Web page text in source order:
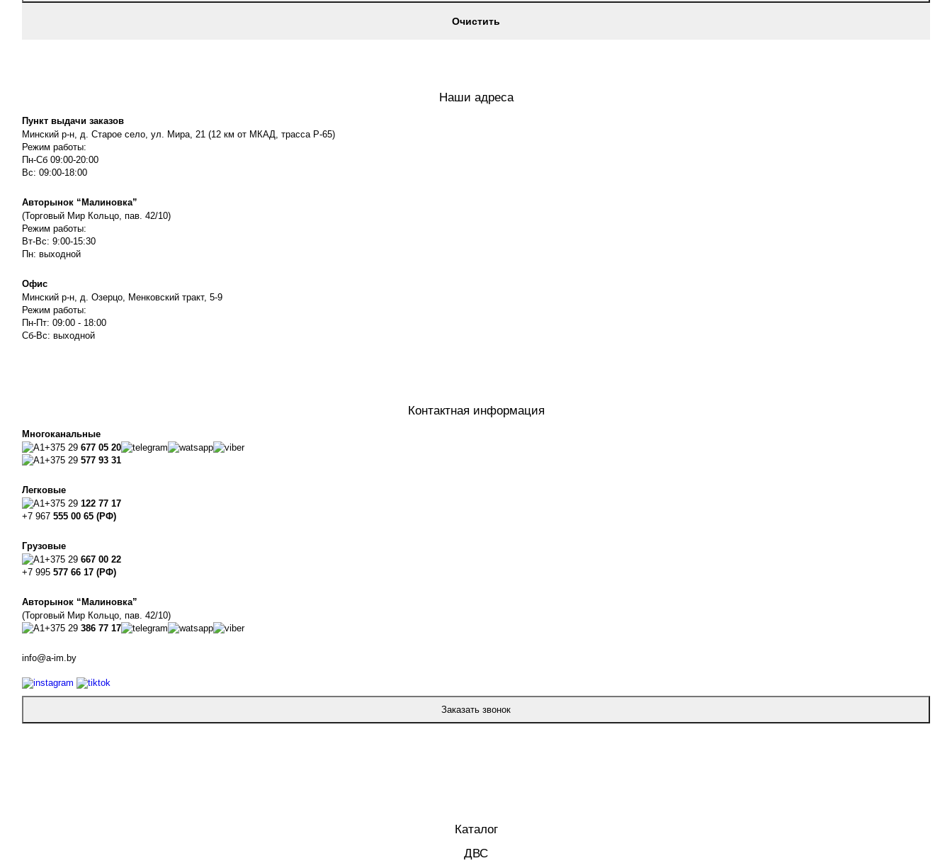
Очистить
Наши адреса
Пункт выдачи заказов
Минский р-н, д. Старое село, ул. Мира, 21 (12 км от МКАД, трасса P-65)
Режим работы:
Пн-Сб 09:00-20:00
Вс: 09:00-18:00
Авторынок “Малиновка”
(Торговый Мир Кольцо, пав. 42/10)
Режим работы:
Вт-Вс: 9:00-15:30
Пн: выходной
Офис
Минский р-н, д. Озерцо, Менковский тракт, 5-9
Режим работы:
Пн-Пт: 09:00 - 18:00
Сб-Вс: выходной
Контактная информация
Многоканальные
+375 29 677 05 20
+375 29 577 93 31
Легковые
+375 29 122 77 17
+7 967 555 00 65 (РФ)
Грузовые
+375 29 667 00 22
+7 995 577 66 17 (РФ)
Авторынок “Малиновка”
(Торговый Мир Кольцо, пав. 42/10)
+375 29 386 77 17
info@a-im.by
Заказать звонок
Каталог
ДВС